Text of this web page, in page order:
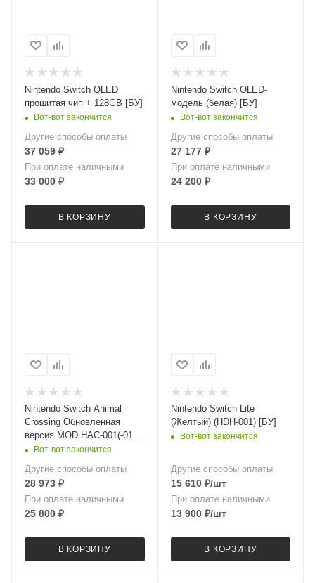
Nintendo Switch OLED
прошитая чип + 128GB [БУ]
Вот-вот закончится
Другие способы оплаты
37 059 ₽
При оплате наличными
33 000 ₽
В КОРЗИНУ
Nintendo Switch OLED-
модель (белая) [БУ]
Вот-вот закончится
Другие способы оплаты
27 177₽
При оплате наличными
24 200₽
В КОРЗИНУ
Nintendo Switch Animal
Crossing Обновленная
версия MOD HAC-001(-01)
[БУ] (128gb micro sd)
Вот-вот закончится
Другие способы оплаты
28 973 ₽
При оплате наличными
25 800 ₽
В КОРЗИНУ
Nintendo Switch Lite
(Желтый) (HDH-001) [БУ]
Вот-вот закончится
Другие способы оплаты
15 610₽/шт
При оплате наличными
13 900₽/шт
В КОРЗИНУ